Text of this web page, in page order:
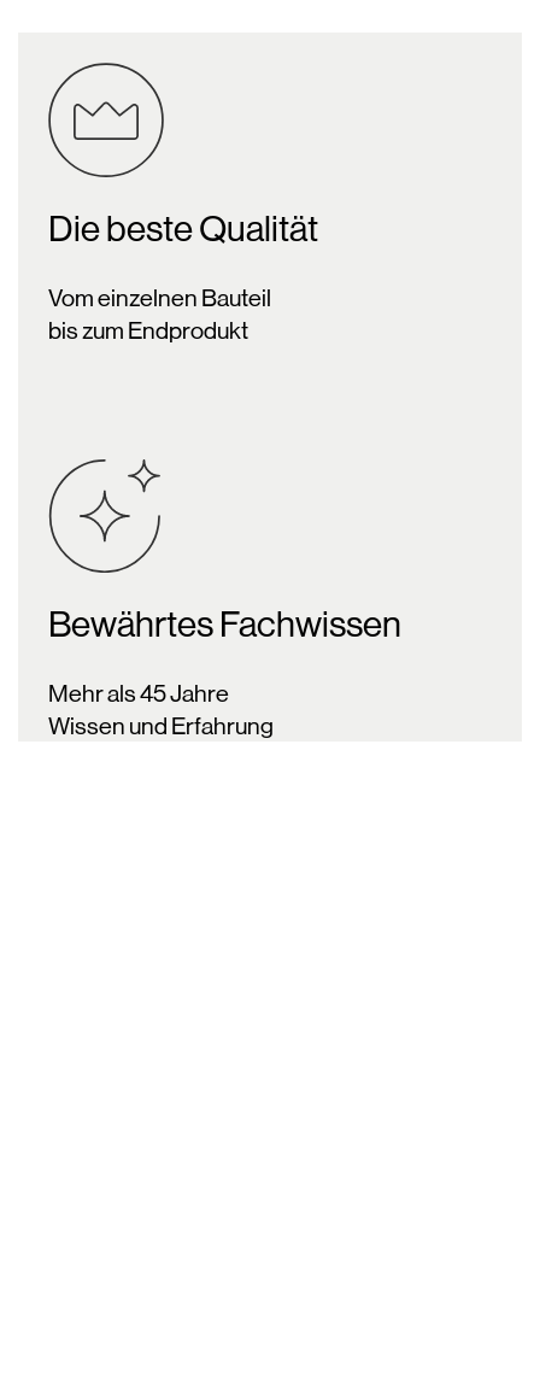
Die beste Qualität
Vom einzelnen Bauteil
bis zum Endprodukt
Bewährtes Fachwissen
Mehr als 45 Jahre
Wissen und Erfahrung